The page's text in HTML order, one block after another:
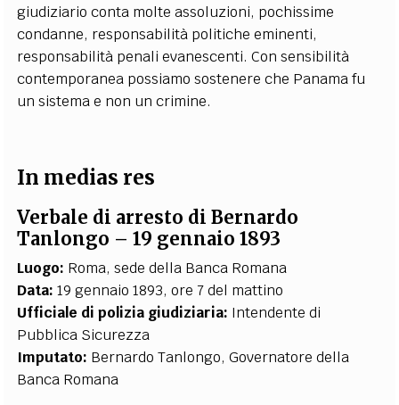
giudiziario conta molte assoluzioni, pochissime
condanne, responsabilità politiche eminenti,
responsabilità penali evanescenti. Con sensibilità
contemporanea possiamo sostenere che Panama fu
un sistema e non un crimine.
In medias res
Verbale di arresto di Bernardo
Tanlongo – 19 gennaio 1893
Luogo: Roma, sede della Banca Romana
Data: 19 gennaio 1893, ore 7 del mattino
Ufficiale di polizia giudiziaria: Intendente di
Pubblica Sicurezza
Imputato: Bernardo Tanlongo, Governatore della
Banca Romana